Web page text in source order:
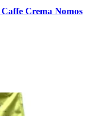
Crema Nomos